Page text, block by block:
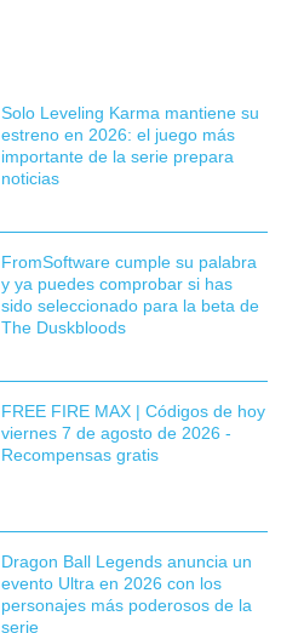
Solo Leveling Karma mantiene su
estreno en 2026: el juego más
importante de la serie prepara
noticias
FromSoftware cumple su palabra
y ya puedes comprobar si has
sido seleccionado para la beta de
The Duskbloods
FREE FIRE MAX | Códigos de hoy
viernes 7 de agosto de 2026 -
Recompensas gratis
Dragon Ball Legends anuncia un
evento Ultra en 2026 con los
personajes más poderosos de la
serie